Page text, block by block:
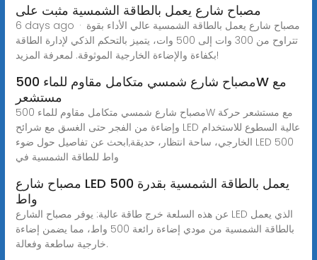
مصباح شارع يعمل بالطاقة الشمسية مثبت على
6 days ago · مصباح شارع يعمل بالطاقة الشمسية عالي الأداء بقوة
تتراوح من 300 وات إلى 500 وات، يتميز بالتحكم الذكي لإدارة الطاقة
بكفاءة والإضاءة الخارجية الموثوقة. لمعرفة المزيد!
مصباح شارع شمسي متكامل مقاوم للماء 500W مع
مستشعر
مصباح شارع شمسي متكامل مقاوم للماء 500W مع مستشعر حركة
وإضاءة من الفجر حتى الغسق مع شرائح LED عالية السطوع للاستخدام
الخارجي، ساحة انتظار، حديقة,ابحث عن تفاصيل حول ضوء LED 500
واط للطاقة الشمسية في
مصباح شارع LED يعمل بالطاقة الشمسية بقدرة 500
واط
عن هذه السلعة خرج طاقة عالية: يوفر مصباح الشارع LED الذي يعمل
بالطاقة الشمسية من مودي إضاءة رائعة 500 واط، مما يضمن إضاءة
خارجية ساطعة وفعالة.